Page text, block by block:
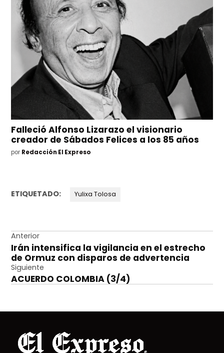
Falleció Alfonso Lizarazo el visionario
creador de Sábados Felices a los 85 años
por Redacción El Expreso
ETIQUETADO: Yulixa Tolosa
Navegación
de
entradas
Anterior
Irán intensifica la vigilancia en el estrecho
de Ormuz con disparos de advertencia
Siguiente
ACUERDO COLOMBIA (3/4)